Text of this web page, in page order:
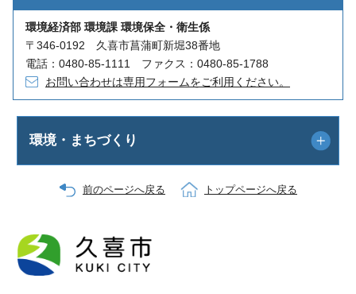
環境経済部 環境課 環境保全・衛生係
〒346-0192 久喜市菖蒲町新堀38番地
電話：0480-85-1111 ファクス：0480-85-1788
お問い合わせは専用フォームをご利用ください。
環境・まちづくり
前のページへ戻る トップページへ戻る